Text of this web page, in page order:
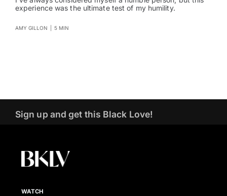
experience was the ultimate test of my humility.
AMY GILLON 5 MIN
Sign up and get this Black Love!
WATCH